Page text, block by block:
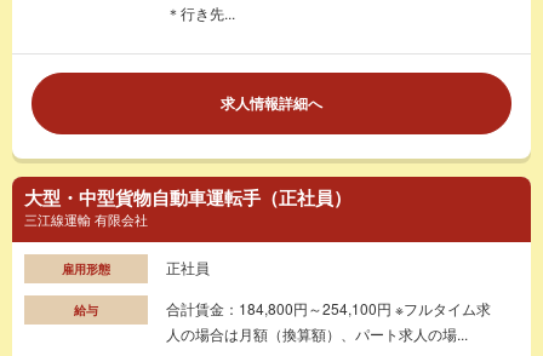
＊行き先...
求人情報詳細へ
大型・中型貨物自動車運転手（正社員）
三江線運輸 有限会社
雇用形態 正社員
給与
合計賃金：184,800円～254,100円 ※フルタイム求
人の場合は月額（換算額）、パート求人の場...